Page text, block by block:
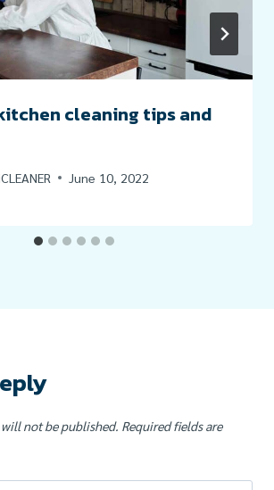
cleaning tips and
June 10, 2022
will not be published. Required fields are